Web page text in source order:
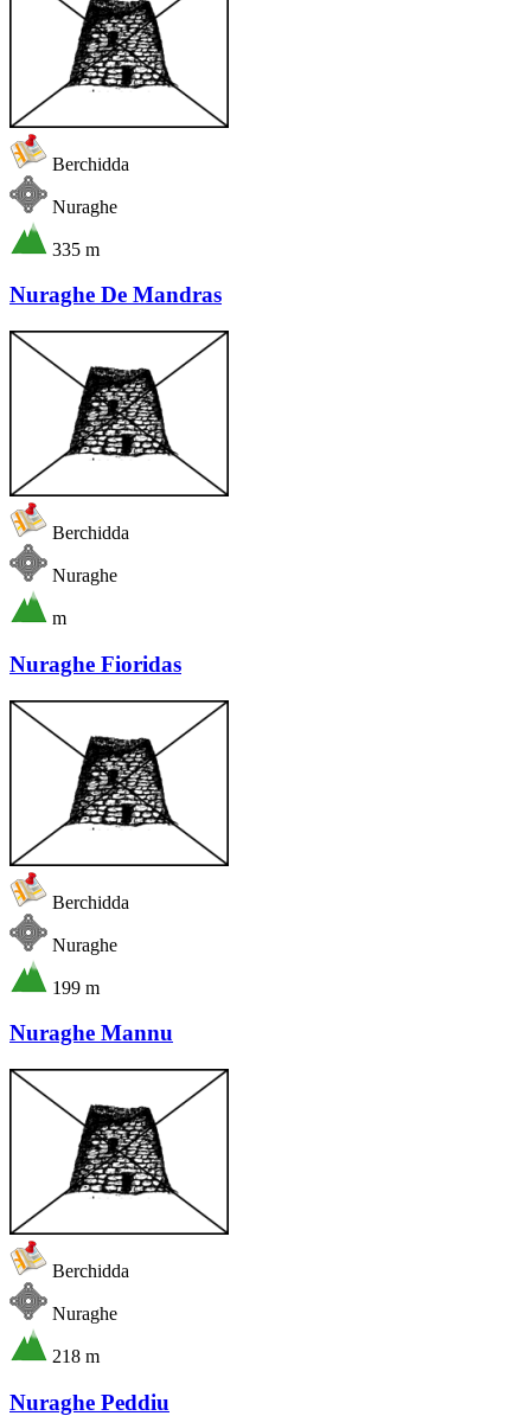
Berchidda
Nuraghe
335 m
Nuraghe De Mandras
Berchidda
Nuraghe
m
Nuraghe Fioridas
Berchidda
Nuraghe
199 m
Nuraghe Mannu
Berchidda
Nuraghe
218 m
Nuraghe Peddiu